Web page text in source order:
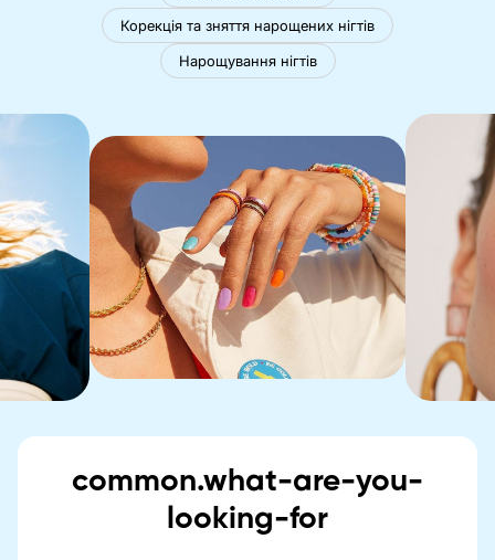
Корекція та зняття нарощених нігтів
Нарощування нігтів
common.what-are-you-
looking-for